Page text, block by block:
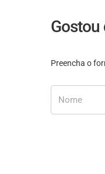
Gostou
Preencha o